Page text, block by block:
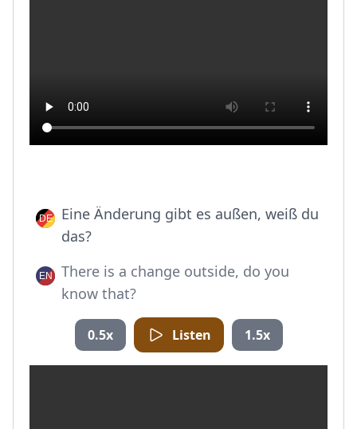
Eine Änderung gibt es außen, weiß du
das?
There is a change outside, do you
know that?
0.5x Listen 1.5x